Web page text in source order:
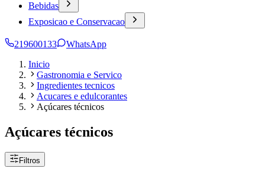
Bebidas
Exposicao e Conservacao
219600133
WhatsApp
Inicio
Gastronomia e Servico
Ingredientes tecnicos
Acucares e edulcorantes
Açúcares técnicos
Açúcares técnicos
Filtros